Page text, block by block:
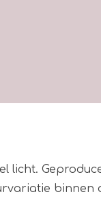
licht.
binnen